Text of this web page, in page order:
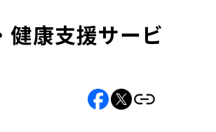
康支援サービ